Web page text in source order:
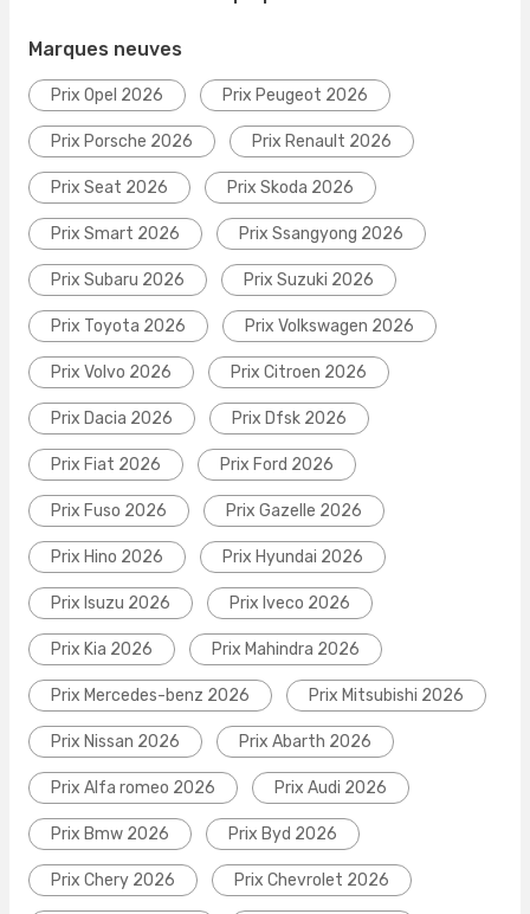
Marques neuves
Prix Opel 2026 Prix Peugeot 2026
Prix Porsche 2026 Prix Renault 2026
Prix Seat 2026 Prix Skoda 2026
Prix Smart 2026 Prix Ssangyong 2026
Prix Subaru 2026 Prix Suzuki 2026
Prix Toyota 2026 Prix Volkswagen 2026
Prix Volvo 2026 Prix Citroen 2026
Prix Dacia 2026 Prix Dfsk 2026
Prix Fiat 2026 Prix Ford 2026
Prix Fuso 2026 Prix Gazelle 2026
Prix Hino 2026 Prix Hyundai 2026
Prix Isuzu 2026 Prix Iveco 2026
Prix Kia 2026 Prix Mahindra 2026
Prix Mercedes-benz 2026 Prix Mitsubishi 2026
Prix Nissan 2026 Prix Abarth 2026
Prix Alfa romeo 2026 Prix Audi 2026
Prix Bmw 2026 Prix Byd 2026
Prix Chery 2026 Prix Chevrolet 2026